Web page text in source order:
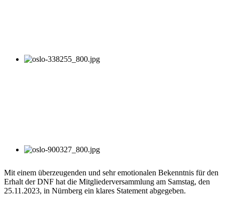
Mit einem überzeugenden und sehr emotionalen Bekenntnis für den
Erhalt der DNF hat die Mitgliederversammlung am Samstag, den
25.11.2023, in Nürnberg ein klares Statement abgegeben.